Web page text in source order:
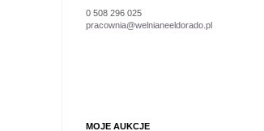
0 508 296 025
pracownia@welnianeeldorado.pl
MOJE AUKCJE